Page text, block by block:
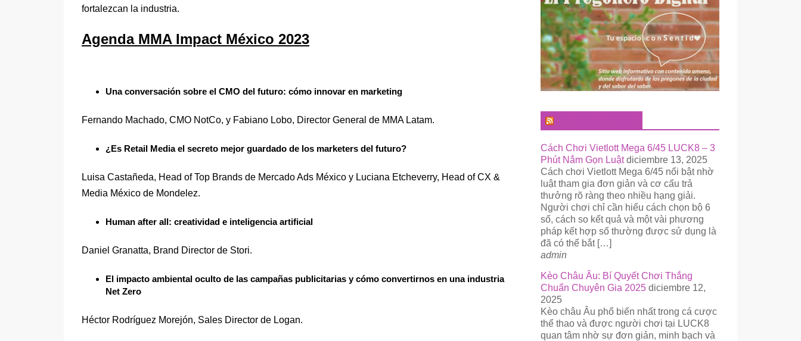
fortalezcan la industria.
Agenda MMA Impact México 2023
Una conversación sobre el CMO del futuro: cómo innovar en marketing
Fernando Machado, CMO NotCo, y Fabiano Lobo, Director General de MMA Latam.
¿Es Retail Media el secreto mejor guardado de los marketers del futuro?
Luisa Castañeda, Head of Top Brands de Mercado Ads México y Luciana Etcheverry, Head of CX &
Media México de Mondelez.
Human after all: creatividad e inteligencia artificial
Daniel Granatta, Brand Director de Stori.
El impacto ambiental oculto de las campañas publicitarias y cómo convertirnos en una industria
Net Zero
Héctor Rodríguez Morejón, Sales Director de Logan.
Cách Chơi Vietlott Mega 6/45 LUCK8 – 3
Phút Nắm Gọn Luật diciembre 13, 2025
Cách chơi Vietlott Mega 6/45 nổi bật nhờ
luật tham gia đơn giản và cơ cấu trả
thưởng rõ ràng theo nhiều hạng giải.
Người chơi chỉ cần hiểu cách chọn bộ 6
số, cách so kết quả và một vài phương
pháp kết hợp số thường được sử dụng là
đã có thể bắt […]
admin
Kèo Châu Âu: Bí Quyết Chơi Thắng
Chuẩn Chuyên Gia 2025 diciembre 12,
2025
Kèo châu Âu phổ biến nhất trong cá cược
thể thao và được người chơi tại LUCK8
quan tâm nhờ sự đơn giản, minh bạch và